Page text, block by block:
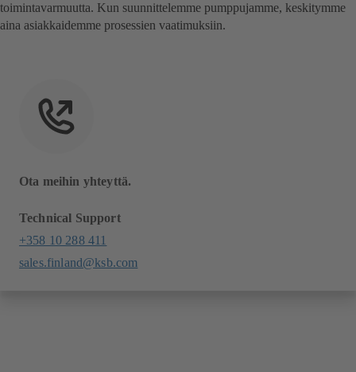
toimintavarmuutta. Kun suunnittelemme pumppujamme, keskitymme
aina asiakkaidemme prosessien vaatimuksiin.
Ota meihin yhteyttä.
Technical Support
+358 10 288 411
sales.finland@ksb.com